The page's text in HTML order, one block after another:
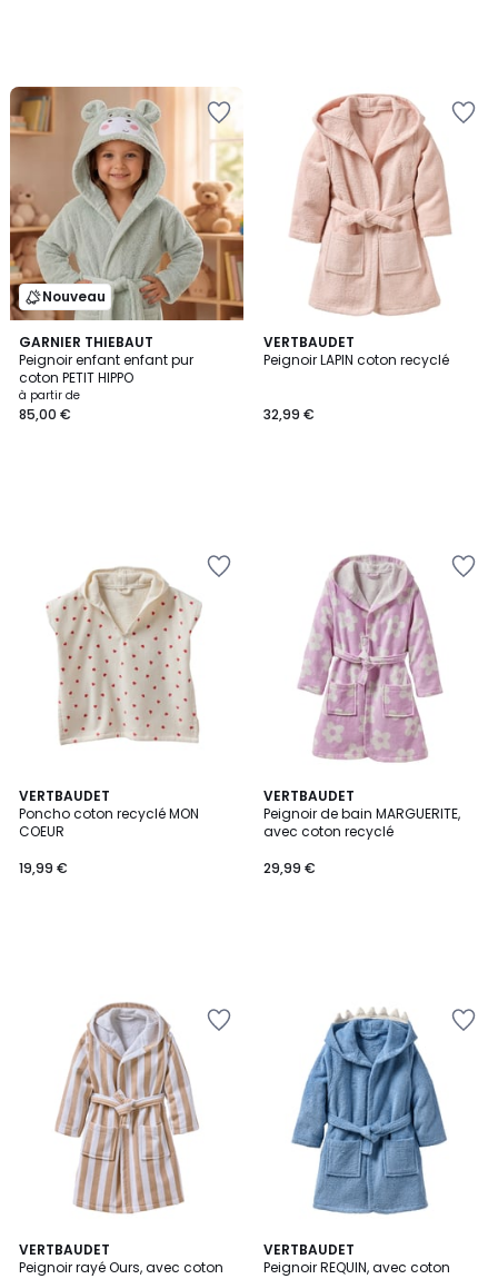
Nouveau
GARNIER THIEBAUT
Peignoir enfant enfant pur
coton PETIT HIPPO
à partir de
85,00 €
VERTBAUDET
Peignoir LAPIN coton recyclé
32,99 €
VERTBAUDET
Poncho coton recyclé MON
COEUR
19,99 €
VERTBAUDET
Peignoir de bain MARGUERITE,
avec coton recyclé
29,99 €
VERTBAUDET
Peignoir rayé Ours, avec coton
VERTBAUDET
Peignoir REQUIN, avec coton